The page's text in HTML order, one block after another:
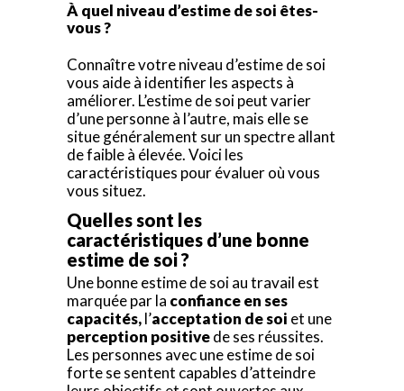
À quel niveau d’estime de soi êtes-
vous ?
Connaître votre niveau d’estime de soi
vous aide à identifier les aspects à
améliorer. L’estime de soi peut varier
d’une personne à l’autre, mais elle se
situe généralement sur un spectre allant
de faible à élevée. Voici les
caractéristiques pour évaluer où vous
vous situez.
Quelles sont les
caractéristiques d’une bonne
estime de soi ?
Une bonne estime de soi au travail est
marquée par la confiance en ses
capacités,l’acceptation de soi et une
perception positivede ses réussites.
Les personnes avec une estime de soi
forte se sentent capables d’atteindre